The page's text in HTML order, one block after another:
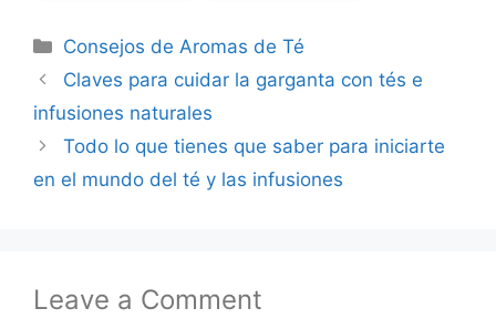
Categories
Consejos de Aromas de Té
Claves para cuidar la garganta con tés e
infusiones naturales
Todo lo que tienes que saber para iniciarte
en el mundo del té y las infusiones
Leave a Comment